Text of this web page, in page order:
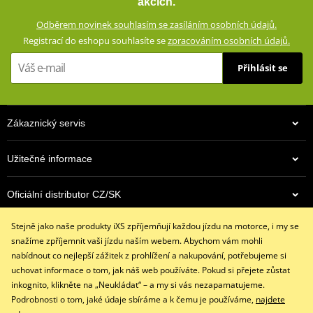
Klimatická membrána GERMATEX® Z-Liner (voděodolná,
větruodolná, prodyšná)
Chrániče kyčlí a výškově nastavitelné chrániče kolen (oboje CE
certifikované, vyjímatelné)
Oblasti náchylné při pádu zesílené Ripstop materiálem
Reflexní prvky
Protiskluzový panel
Vyjímatelná termovložka (100% polyester)
Ventilační systém AirVent
Nastavení šířky v bocích pomocí zipu a suchého zipu
Strečový panel v zadní části kolen
Boční kapsy a kapsy na nohavicích s voděodolnými zipy
Krátký (20 cm) a dlouhý (70 cm) spojovací zip YKK® 8VS
Dostupné v pánské i dámské verzi (dámská verze: ZG65314)
Konstrukce testována podle normy EN17092-3:2020 (AA)
Odběrem novinek souhlasím se zasíláním osobních údajů.
Registrací do eshopu souhlasíte sezpracováním osobních údajů.
Přihlásit se
Zákaznický servis
Užitečné informace
Oficiální distributor CZ/SK
Kontaktujte nás
info@ixs-motopoint.cz
Po - Pá (8:00 - 16:30)
Stejně jako naše produkty iXS zpříjemňují každou jízdu na motorce, i my se
snažíme zpříjemnit vaši jízdu naším webem. Abychom vám mohli
nabídnout co nejlepší zážitek z prohlížení a nakupování, potřebujeme si
uchovat informace o tom, jak náš web používáte. Pokud si přejete zůstat
inkognito, klikněte na „Neukládat“ – a my si vás nezapamatujeme.
Podrobnosti o tom, jaké údaje sbíráme a k čemu je používáme, najdete